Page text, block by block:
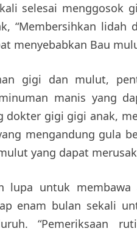
selesai menggosok
“Membersihkan
menyebabkan Bau
gigi dan mulut,
manis yang
dokter gigi gigi anak,
mengandung gula
yang dapat
lupa untuk
enam bulan sekali
“Pemeriksaan